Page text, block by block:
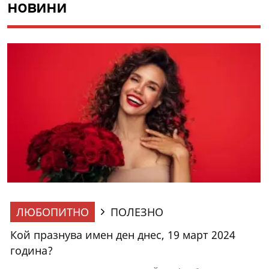
новини
ЛЮБОПИТНО
ПОЛЕЗНО
Кой празнува имен ден днес, 19 март 2024
година?